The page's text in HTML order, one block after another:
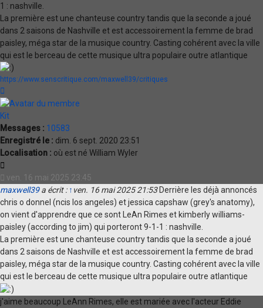
1 : nashville.
La première est une chanteuse country tandis que la seconde a joué
dans 2 saisons de Nashville et est accessoirement la femme de brad
paisley, méga star de la musique country. Casting cohérent avec la ville
qui est le berceau de cette musique ultra populaire outre atlantique
https://www.senscritique.com/maxwell39/critiques
Kit
Messages : 10583
Enregistré le : dim. 6 sept. 2020 23:51
Localisation : où est né William Wyler
ven. 16 mai 2025 23:45
maxwell39a écrit : ↑ ven. 16 mai 2025 21:53Derrière les déjà annoncés
chris o donnel (ncis los angeles) et jessica capshaw (grey's anatomy),
on vient d'apprendre que ce sont LeAn Rimes et kimberly williams-
paisley (according to jim) qui porteront 9-1-1 : nashville.
La première est une chanteuse country tandis que la seconde a joué
dans 2 saisons de Nashville et est accessoirement la femme de brad
paisley, méga star de la musique country. Casting cohérent avec la ville
qui est le berceau de cette musique ultra populaire outre atlantique
j'aime beaucoup LeAnn Rimes, elle est mariée avec l'acteur Eddie